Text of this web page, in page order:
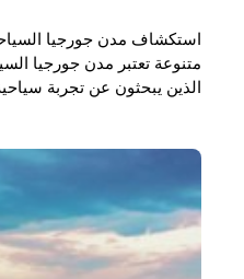
استكشاف مدن جورجيا
متنوعة تعتبر مدن جورجيا
الذين يبحثون عن تجربة